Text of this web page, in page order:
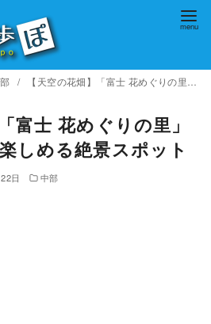
【天空の花畑】「富士 花めぐりの里」は富士山と花が楽しめる絶景スポット
富士 花めぐりの里」
しめる絶景スポット
日 中部